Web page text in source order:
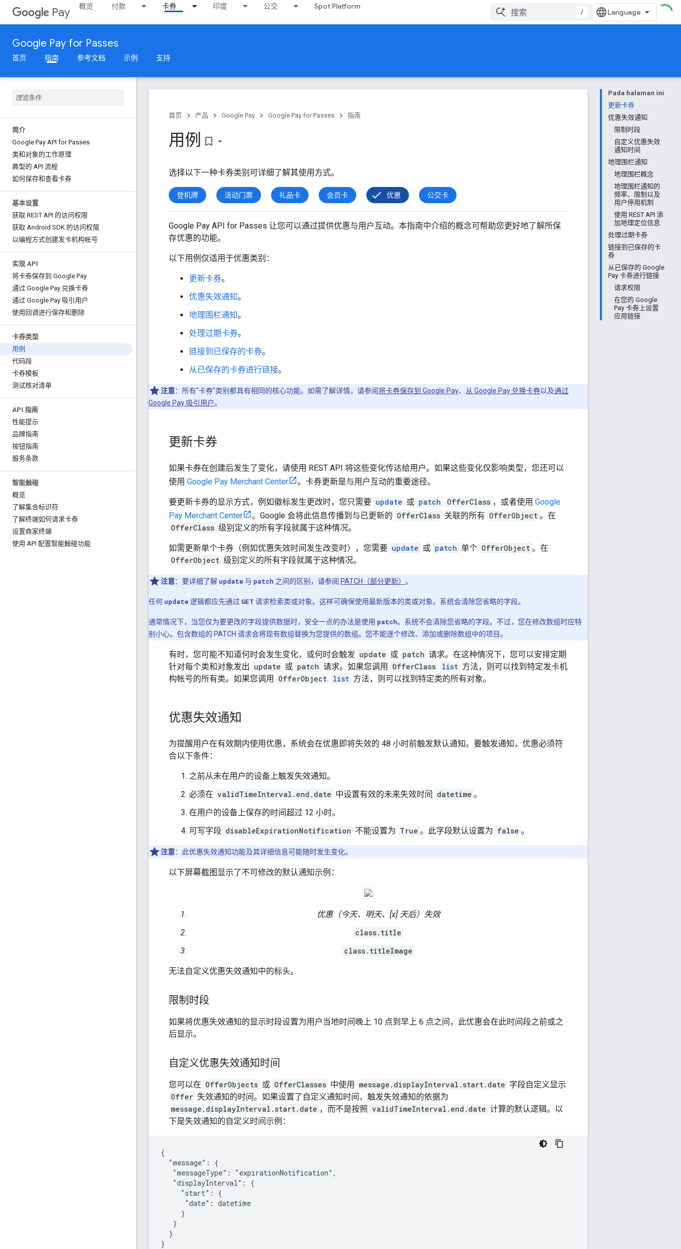
Pay 概览 付款 卡券 印度 公交 Spot Platform
/
Google Pay for Passes
首页 指南 参考文档 示例 支持
简介
Google Pay API for Passes
类和对象的工作原理
典型的 API 流程
如何保存和查看卡券
基本设置
获取 REST API 的访问权限
获取 Android SDK 的访问权限
以编程方式创建发卡机构帐号
实现 API
将卡券保存到 Google Pay
通过 Google Pay 兑换卡券
通过 Google Pay 吸引用户
使用回调进行保存和删除
卡券类型
用例
代码段
卡券模板
测试核对清单
API 指南
性能提示
品牌指南
按钮指南
服务条款
智能触碰
概览
了解集合标识符
了解终端如何请求卡券
设置商家终端
使用 API 配置智能触碰功能
Pada halaman ini
更新卡券
优惠失效通知
限制时段
自定义优惠失效
通知时间
地理围栏通知
地理围栏概念
地理围栏通知的
频率、限制以及
用户停用机制
使用 REST API 添
加地理定位信息
处理过期卡券
链接到已保存的卡
券
从已保存的 Google
Pay 卡券进行链接
请求权限
在您的 Google
Pay 卡券上设置
应用链接
首页 产品 Google Pay Google Pay for Passes 指南
用例 bookmark_border
选择以下一种卡券类别可详细了解其使用方式。
登机牌 活动门票 礼品卡 会员卡 优惠 公交卡
Google Pay API for Passes 让您可以通过提供优惠与用户互动。本指南中介绍的概念可帮助您更好地了解所保
存优惠的功能。
以下用例仅适用于优惠类别：
更新卡券。
优惠失效通知。
地理围栏通知。
处理过期卡券。
链接到已保存的卡券。
从已保存的卡券进行链接。
注意：所有“卡券”类别都具有相同的核心功能。如需了解详情，请参阅将卡券保存到 Google Pay、 从 Google Pay 兑换卡券以及通过
Google Pay 吸引用户。
更新卡券
如果卡券在创建后发生了变化，请使用 REST API 将这些变化传达给用户。如果这些变化仅影响类型，您还可以
使用 Google Pay Merchant Center 。卡券更新是与用户互动的重要途径。
要更新卡券的显示方式，例如徽标发生更改时，您只需要 update 或 patch OfferClass ，或者使用 Google
Pay Merchant Center
。Google 会将此信息传播到与已更新的 OfferClass 关联的所有 OfferObject 。在
OfferClass 级别定义的所有字段就属于这种情况。
如需更新单个卡券（例如优惠失效时间发生改变时），您需要 update 或 patch 单个 OfferObject 。在
OfferObject 级别定义的所有字段就属于这种情况。
注意：要详细了解 update与 patch 之间的区别，请参阅 PATCH（部分更新） 。
任何 update逻辑都应先通过 GET 请求检索类或对象。这样可确保使用最新版本的类或对象。系统会清除您省略的字段。
通常情况下，当您仅为要更改的字段提供数据时，安全一点的办法是使用 patch。系统不会清除您省略的字段。不过，您在修改数组时应特
别小心。包含数组的 PATCH 请求会将现有数组替换为您提供的数组。您不能逐个修改、添加或删除数组中的项目。
有时，您可能不知道何时会发生变化，或何时会触发 update 或 patch 请求。在这种情况下，您可以安排定期
针对每个类和对象发出 update 或 patch 请求。如果您调用 OfferClass list 方法，则可以找到特定发卡机
构帐号的所有类。如果您调用
OfferObject list 方法，则可以找到特定类的所有对象。
优惠失效通知
为提醒用户在有效期内使用优惠，系统会在优惠即将失效的 48 小时前触发默认通知。要触发通知，优惠必须符
合以下条件：
之前从未在用户的设备上触发失效通知。
必须在 validTimeInterval.end.date 中设置有效的未来失效时间 datetime 。
在用户的设备上保存的时间超过 12 小时。
可写字段 disableExpirationNotification 不能设置为 True 。此字段默认设置为 false 。
注意：此优惠失效通知功能及其详细信息可能随时发生变化。
以下屏幕截图显示了不可修改的默认通知示例：
优惠（今天、明天、[x] 天后）失效
class.title
class.titleImage
无法自定义优惠失效通知中的标头。
限制时段
如果将优惠失效通知的显示时段设置为用户当地时间晚上 10 点到早上 6 点之间，此优惠会在此时间段之前或之
后显示。
自定义优惠失效通知时间
您可以在 OfferObjects 或 OfferClasses 中使用 message.displayInterval.start.date 字段自定义显示
Offer 失效通知的时间。如果设置了自定义通知时间，触发失效通知的依据为
message.displayInterval.start.date ，而不是按照 validTimeInterval.end.date 计算的默认逻辑。以
下是失效通知的自定义时间示例：
{
  “message”: {
   “messageType”: “expirationNotification”,
   “displayInterval”: {
     “start”: {
      “date”: datetime
     }
   }
  }
}